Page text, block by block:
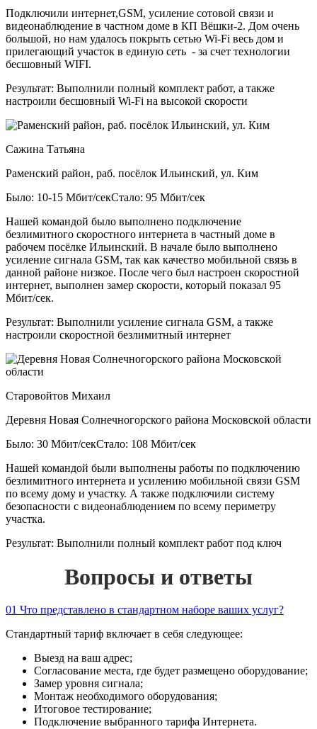
Подключили интернет,GSM, усиление сотовой связи и
видеонаблюдение в частном доме в КП Вёшки-2. Дом очень
большой, но нам удалось покрыть сетью Wi-Fi весь дом и
прилегающий участок в единую сеть - за счет технологии
бесшовный WIFI.
Результат: Выполнили полный комплект работ, а также
настроили бесшовный Wi-Fi на высокой скорости
Сажина Татьяна
Раменский район, раб. посёлок Ильинский, ул. Ким
Было: 10-15 Мбит/секСтало: 95 Мбит/сек
Нашей командой было выполнено подключение
безлимитного скоростного интернета в частный доме в
рабочем посёлке Ильинский. В начале было выполнено
усиление сигнала GSM, так как качество мобильной связь в
данной районе низкое. После чего был настроен скоростной
интернет, выполнен замер скорости, который показал 95
Мбит/сек.
Результат: Выполнили усиление сигнала GSM, а также
настроили скоростной безлимитный интернет
Старовойтов Михаил
Деревня Новая Солнечногорского района Московской области
Было: 30 Мбит/секСтало: 108 Мбит/сек
Нашей командой были выполнены работы по подключению
безлимитного интернета и усилению мобильной связи GSM
по всему дому и участку. А также подключили систему
безопасности с видеонаблюдением по всему периметру
участка.
Результат: Выполнили полный комплект работ под ключ
Вопросы и ответы
01 Что представлено в стандартном наборе ваших услуг?
Стандартный тариф включает в себя следующее:
Выезд на ваш адрес;
Согласование места, где будет размещено оборудование;
Замер уровня сигнала;
Монтаж необходимого оборудования;
Итоговое тестирование;
Подключение выбранного тарифа Интернета.